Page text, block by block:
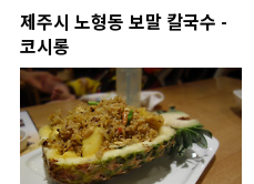
제주시 노형동 보말 칼국수 -
코시롱